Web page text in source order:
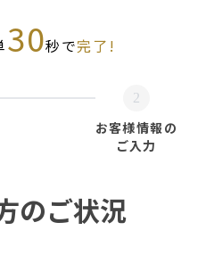
30秒で完了!
2
お客様情報の
ご入力
のご状況